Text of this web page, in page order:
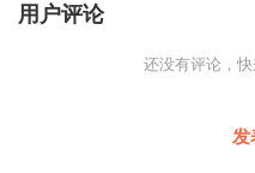
用户评论
还没有评论，快
发